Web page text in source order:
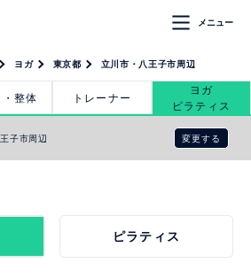
メニュー
ヨガ 東京都 立川市・八王子市周辺
・整体 トレーナー
ヨガ
ピラティス
子市周辺 変更する
ピラティス